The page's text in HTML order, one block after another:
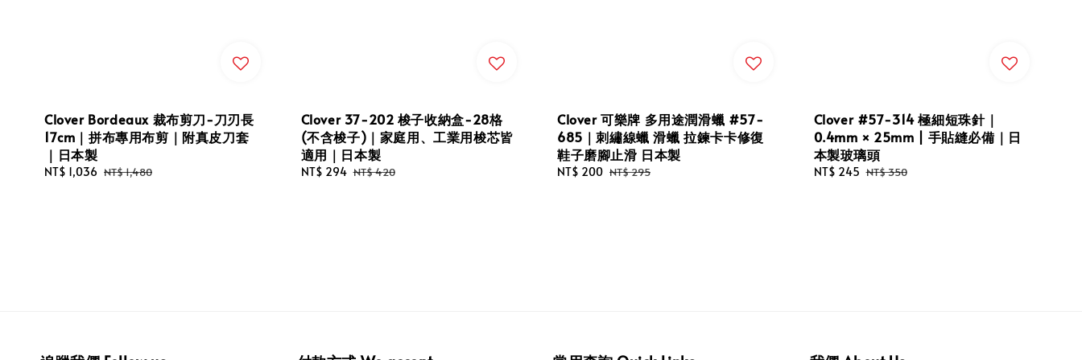
Clover Bordeaux 裁布剪刀-刀刃長
17cm｜拼布專用布剪｜附真皮刀套
｜日本製
Sale
NT$ 1,036 Regular
NT$ 1,480
Clover 37-202 梭子收納盒-28格
(不含梭子)｜家庭用、工業用梭芯皆
適用｜日本製
Sale
NT$ 294 Regular
NT$ 420
Clover 可樂牌 多用途潤滑蠟 #57-
685｜刺繡線蠟 滑蠟 拉鍊卡卡修復
鞋子磨腳止滑 日本製
Sale
NT$ 200 Regular
NT$ 295
Clover #57-314 極細短珠針｜
0.4mm × 25mm | 手貼縫必備｜日
本製玻璃頭
Sale
NT$ 245 Regular
NT$ 350